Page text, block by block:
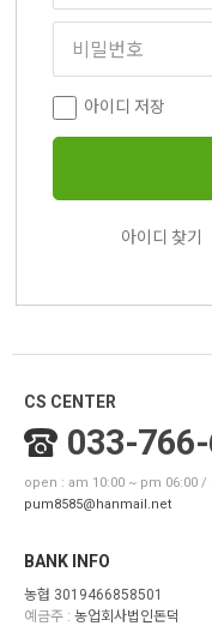
아이디 저장
아이디 찾기
CS CENTER
033-
open : am 10:00 ~ pm 06:00 /
pum8585@hanmail.net
BANK INFO
농협 3019466858501
예금주 : 농업회사법인돈덕